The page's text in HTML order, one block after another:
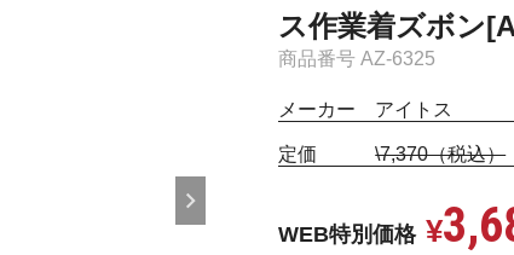
ス作業着ズボン
商品番号 AZ-6325
メーカー アイトス
定価\7,370（税込）
WEB特別価格 ¥